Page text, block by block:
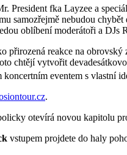
President fka Layzee a
samozřejmě nebudou
oblíbení moderátoři a DJs
přirozená reakce na
chtějí vytvořit
eventem s vlastní
.
otevírá novou kapitolu
vstupem projdete do haly